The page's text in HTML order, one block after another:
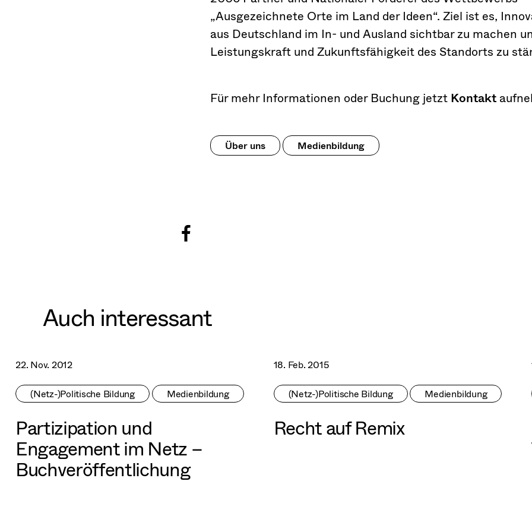
„Ausgezeichnete Orte im Land der Ideen“. Ziel ist es,
aus Deutschland im In- und Ausland sichtbar zu machen
Leistungskraft und Zukunftsfähigkeit des Standorts zu
Für mehr Informationen oder Buchung jetztKontakt
Über uns Medienbildung
Auch interessant
22. Nov. 2012
(Netz-)Politische Bildung
Medienbildung
Partizipation und
Engagement im Netz –
Buchveröffentlichung
18. Feb. 2015
(Netz-)Politische Bildung
Medienbildung
Recht auf Remix